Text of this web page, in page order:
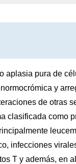
aplasia pura de
y
de otras
clasificada como
infecciones
T y además, en